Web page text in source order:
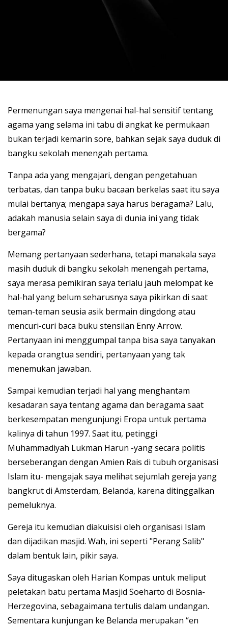
Permenungan saya mengenai hal-hal sensitif tentang
agama yang selama ini tabu di angkat ke permukaan
bukan terjadi kemarin sore, bahkan sejak saya duduk di
bangku sekolah menengah pertama.
Tanpa ada yang mengajari, dengan pengetahuan
terbatas, dan tanpa buku bacaan berkelas saat itu saya
mulai bertanya; mengapa saya harus beragama? Lalu,
adakah manusia selain saya di dunia ini yang tidak
bergama?
Memang pertanyaan sederhana, tetapi manakala saya
masih duduk di bangku sekolah menengah pertama,
saya merasa pemikiran saya terlalu jauh melompat ke
hal-hal yang belum seharusnya saya pikirkan di saat
teman-teman seusia asik bermain dingdong atau
mencuri-curi baca buku stensilan Enny Arrow.
Pertanyaan ini menggumpal tanpa bisa saya tanyakan
kepada orangtua sendiri, pertanyaan yang tak
menemukan jawaban.
Sampai kemudian terjadi hal yang menghantam
kesadaran saya tentang agama dan beragama saat
berkesempatan mengunjungi Eropa untuk pertama
kalinya di tahun 1997. Saat itu, petinggi
Muhammadiyah Lukman Harun -yang secara politis
berseberangan dengan Amien Rais di tubuh organisasi
Islam itu- mengajak saya melihat sejumlah gereja yang
bangkrut di Amsterdam, Belanda, karena ditinggalkan
pemeluknya.
Gereja itu kemudian diakuisisi oleh organisasi Islam
dan dijadikan masjid. Wah, ini seperti "Perang Salib"
dalam bentuk lain, pikir saya.
Saya ditugaskan oleh Harian Kompas untuk meliput
peletakan batu pertama Masjid Soeharto di Bosnia-
Herzegovina, sebagaimana tertulis dalam undangan.
Sementara kunjungan ke Belanda merupakan “en